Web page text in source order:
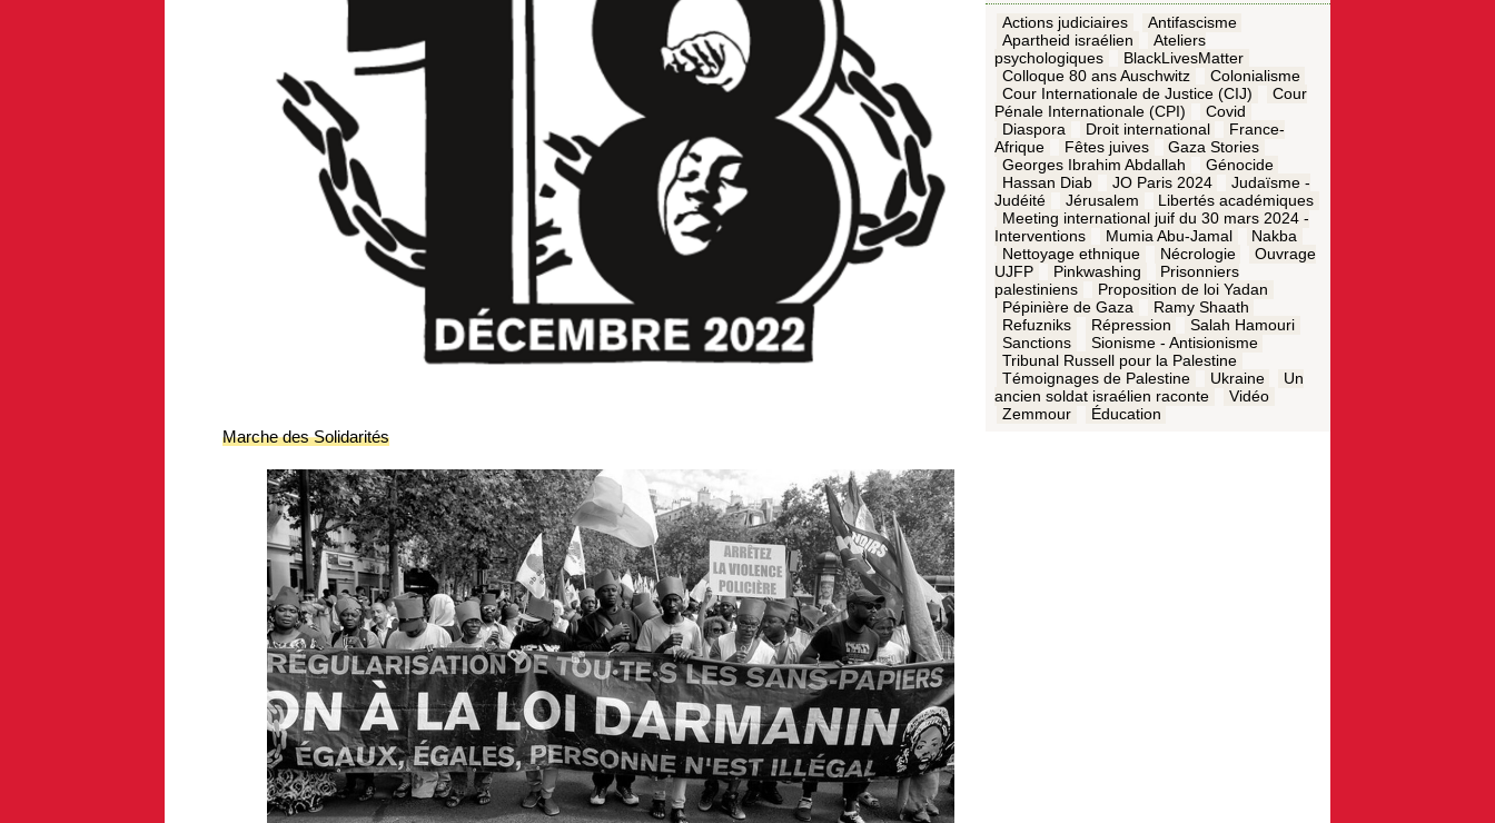
Marche des Solidarités
Actions judiciaires
Antifascisme
Apartheid israélien
Ateliers
psychologiques
BlackLivesMatter
Colloque 80 ans Auschwitz
Colonialisme
Cour Internationale de Justice (CIJ)
Cour
Pénale Internationale (CPI)
Covid
Diaspora
Droit international
France-
Afrique
Fêtes juives
Gaza Stories
Georges Ibrahim Abdallah
Génocide
Hassan Diab
JO Paris 2024
Judaïsme -
Judéité
Jérusalem
Libertés académiques
Meeting international juif du 30 mars 2024 -
Interventions
Mumia Abu-Jamal
Nakba
Nettoyage ethnique
Nécrologie
Ouvrage
UJFP
Pinkwashing
Prisonniers
palestiniens
Proposition de loi Yadan
Pépinière de Gaza
Ramy Shaath
Refuzniks
Répression
Salah Hamouri
Sanctions
Sionisme - Antisionisme
Tribunal Russell pour la Palestine
Témoignages de Palestine
Ukraine
Un
ancien soldat israélien raconte
Vidéo
Zemmour
Éducation